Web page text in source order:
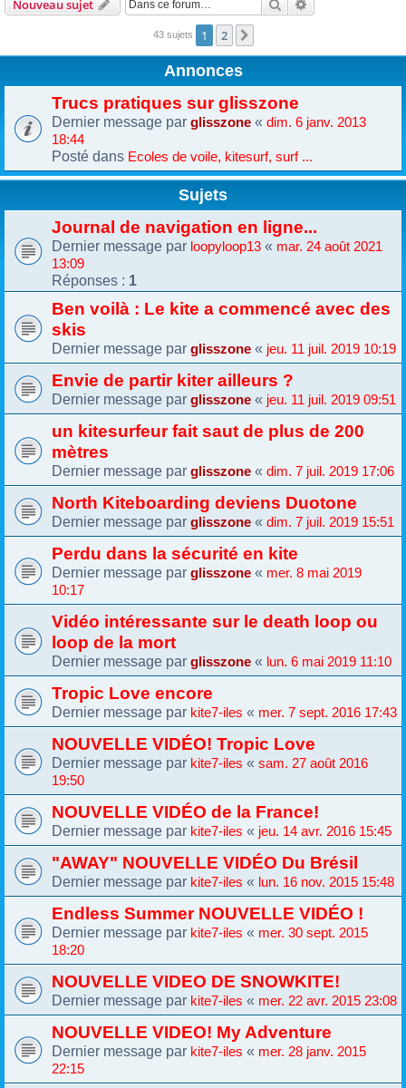
Nouveau sujet
43 sujets 1 2
Annonces
Trucs pratiques sur glisszone
Dernier message par glisszone « dim. 6 janv. 2013
18:44
Posté dans Ecoles de voile, kitesurf, surf ...
Sujets
Journal de navigation en ligne...
Dernier message par loopyloop13 « mar. 24 août 2021
13:09
Réponses : 1
Ben voilà : Le kite a commencé avec des
skis
Dernier message par glisszone « jeu. 11 juil. 2019 10:19
Envie de partir kiter ailleurs ?
Dernier message par glisszone « jeu. 11 juil. 2019 09:51
un kitesurfeur fait saut de plus de 200
mètres
Dernier message par glisszone « dim. 7 juil. 2019 17:06
North Kiteboarding deviens Duotone
Dernier message par glisszone « dim. 7 juil. 2019 15:51
Perdu dans la sécurité en kite
Dernier message par glisszone « mer. 8 mai 2019
10:17
Vidéo intéressante sur le death loop ou
loop de la mort
Dernier message par glisszone « lun. 6 mai 2019 11:10
Tropic Love encore
Dernier message par kite7-iles « mer. 7 sept. 2016 17:43
NOUVELLE VIDÉO! Tropic Love
Dernier message par kite7-iles « sam. 27 août 2016
19:50
NOUVELLE VIDÉO de la France!
Dernier message par kite7-iles « jeu. 14 avr. 2016 15:45
"AWAY" NOUVELLE VIDÉO Du Brésil
Dernier message par kite7-iles « lun. 16 nov. 2015 15:48
Endless Summer NOUVELLE VIDÉO !
Dernier message par kite7-iles « mer. 30 sept. 2015
18:20
NOUVELLE VIDEO DE SNOWKITE!
Dernier message par kite7-iles « mer. 22 avr. 2015 23:08
NOUVELLE VIDEO! My Adventure
Dernier message par kite7-iles « mer. 28 janv. 2015
22:15